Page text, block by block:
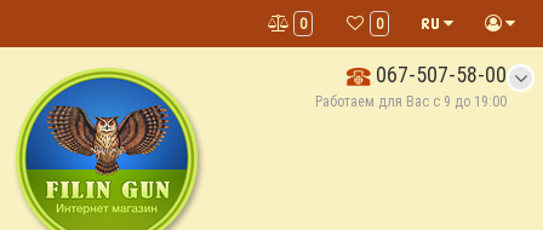
0
0
067-507-58-00
Работаем для Вас с 9 до 19:00